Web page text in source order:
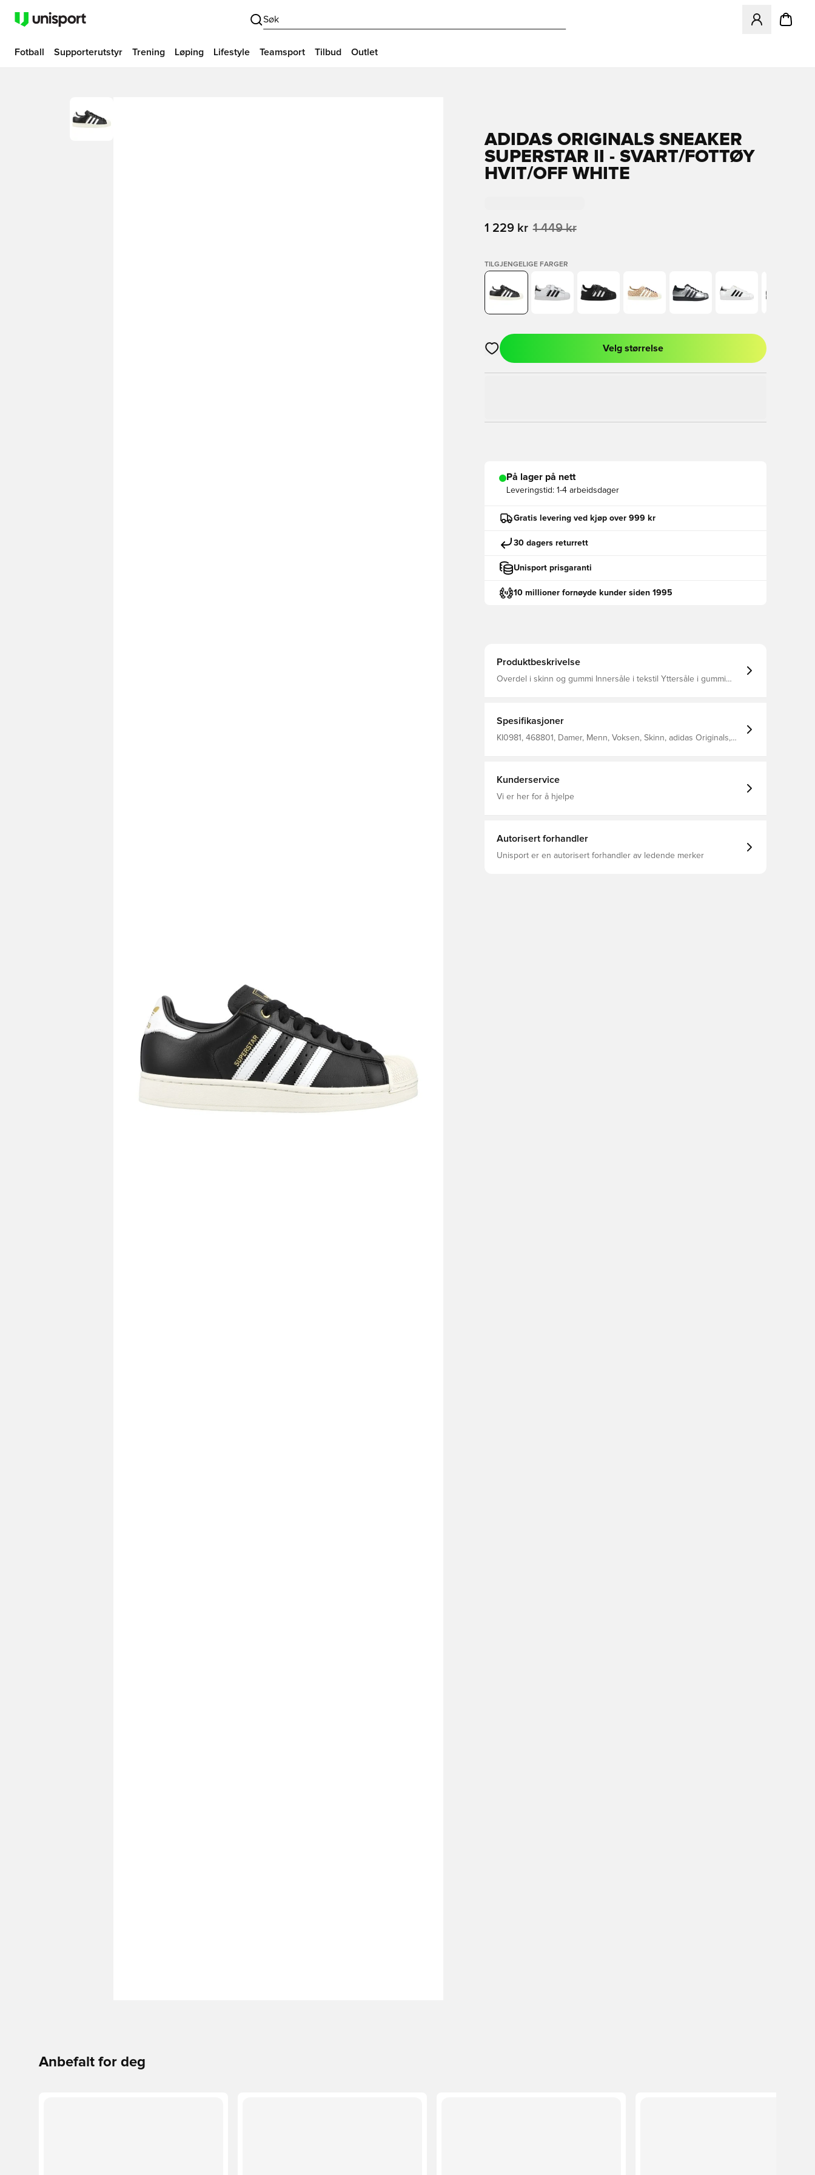
Søk
Åpner en
Fotball Supporterutstyr Trening Løping Lifestyle Teamsport Tilbud Outlet
ADIDAS ORIGINALS SNEAKER
SUPERSTAR II - SVART/FOTTØY
HVIT/OFF WHITE
1 229 kr 1 449 kr
TILGJENGELIGE FARGER
Åpner en Modal for å logge inn eller registrere deg som medlem
Velg størrelse
På lager på nett
Leveringstid: 1-4 arbeidsdager
Gratis levering ved kjøp over 999 kr
30 dagers returrett
Unisport prisgaranti
10 millioner fornøyde kunder siden 1995
Produktbeskrivelse
Overdel i skinn og gummi Innersåle i tekstil Yttersåle i gummi
Spesifikasjoner
KI0981, 468801, Damer, Menn, Voksen, Skinn, adidas Originals,
Kunderservice
Vi er her for å hjelpe
Autorisert forhandler
Unisport er en autorisert forhandler av ledende merker
Anbefalt for deg